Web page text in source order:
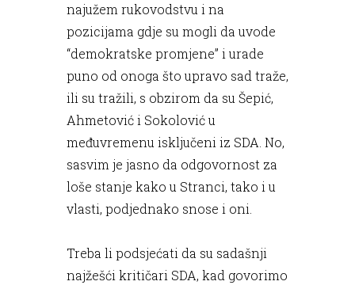
najužem rukovodstvu i na
pozicijama gdje su mogli da uvode
“demokratske promjene” i urade
puno od onoga što upravo sad traže,
ili su tražili, s obzirom da su Šepić,
Ahmetović i Sokolović u
međuvremenu isključeni iz SDA. No,
sasvim je jasno da odgovornost za
loše stanje kako u Stranci, tako i u
vlasti, podjednako snose i oni.
Treba li podsjećati da su sadašnji
najžešći kritičari SDA, kad govorimo